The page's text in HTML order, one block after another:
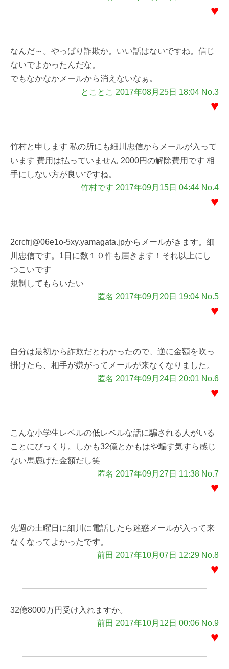
♥
なんだ～。やっぱり詐欺か。いい話はないですね。信じ
ないでよかったんだな。
でもなかなかメールから消えないなぁ。
とことこ 2017年08月25日 18:04 No.3
♥
竹村と申します 私の所にも細川忠信からメールが入って
います 費用は払っていません 2000円の解除費用です 相
手にしない方が良いですね。
竹村です 2017年09月15日 04:44 No.4
♥
2crcfrj@06e1o-5xy.yamagata.jpからメールがきます。細
川忠信です。1日に数１０件も届きます！それ以上にし
つこいです
規制してもらいたい
匿名 2017年09月20日 19:04 No.5
♥
自分は最初から詐欺だとわかったので、逆に金額を吹っ
掛けたら、相手が嫌がってメールが来なくなりました。
匿名 2017年09月24日 20:01 No.6
♥
こんな小学生レベルの低レベルな話に騙される人がいる
ことにびっくり。しかも32億とかもはや騙す気すら感じ
ない馬鹿げた金額だし笑
匿名 2017年09月27日 11:38 No.7
♥
先週の土曜日に細川に電話したら迷惑メールが入って来
なくなってよかったです。
前田 2017年10月07日 12:29 No.8
♥
32億8000万円受け入れますか。
前田 2017年10月12日 00:06 No.9
♥